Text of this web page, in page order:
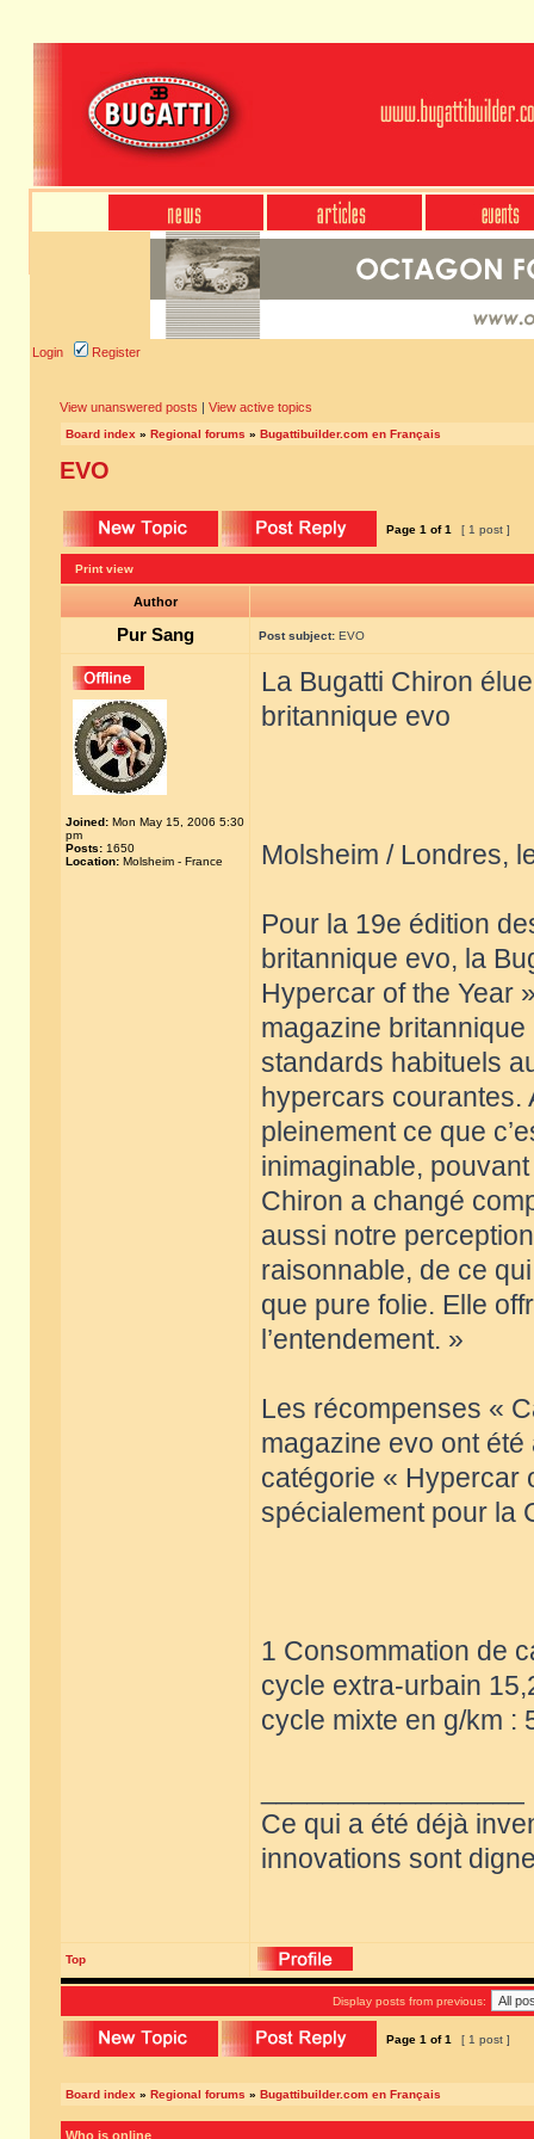
Login Register
View unanswered posts | View active topics
Board index » Regional forums » Bugattibuilder.com en Français
EVO
Page 1 of1 [ 1 post ]
Print view
Author
Pur Sang Post subject: EVO
Joined: Mon May 15, 2006 5:30
pm
Posts: 1650
Location: Molsheim - France
La Bugatti Chiron
britannique evo
Molsheim / Londres,
Pour la 19e édition
britannique evo, la
Hypercar of the Year
magazine britannique
standards habituels
hypercars courantes.
pleinement ce que
inimaginable,
Chiron a changé
aussi notre
raisonnable, de ce
que pure folie. Elle
l’entendement. »
Les récompenses «
magazine evo ont
catégorie « Hypercar
spécialement pour la
1 Consommation de
cycle extra-urbain
cycle mixte en g/km :
Ce qui a été déjà
innovations sont
Top
Display posts from previous:
Page 1 of1 [ 1 post ]
Board index » Regional forums » Bugattibuilder.com en Français
Who is online